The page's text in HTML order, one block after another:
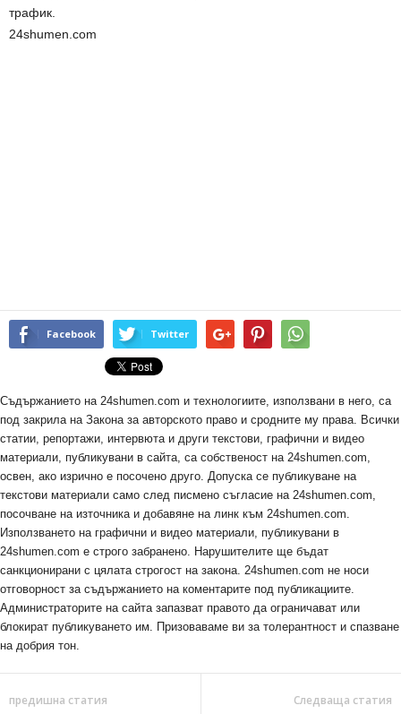
трафик.
24shumen.com
Facebook Twitter
Съдържанието на 24shumen.com и технологиите, използвани в него, са
под закрила на Закона за авторското право и сродните му права. Всички
статии, репортажи, интервюта и други текстови, графични и видео
материали, публикувани в сайта, са собственост на 24shumen.com,
освен, ако изрично е посочено друго. Допуска се публикуване на
текстови материали само след писмено съгласие на 24shumen.com,
посочване на източника и добавяне на линк към 24shumen.com.
Използването на графични и видео материали, публикувани в
24shumen.com е строго забранено. Нарушителите ще бъдат
санкционирани с цялата строгост на закона. 24shumen.com не носи
отговорност за съдържанието на коментарите под публикациите.
Администраторите на сайта запазват правото да ограничават или
блокират публикуването им. Призоваваме ви за толерантност и спазване
на добрия тон.
предишна статия Следваща статия